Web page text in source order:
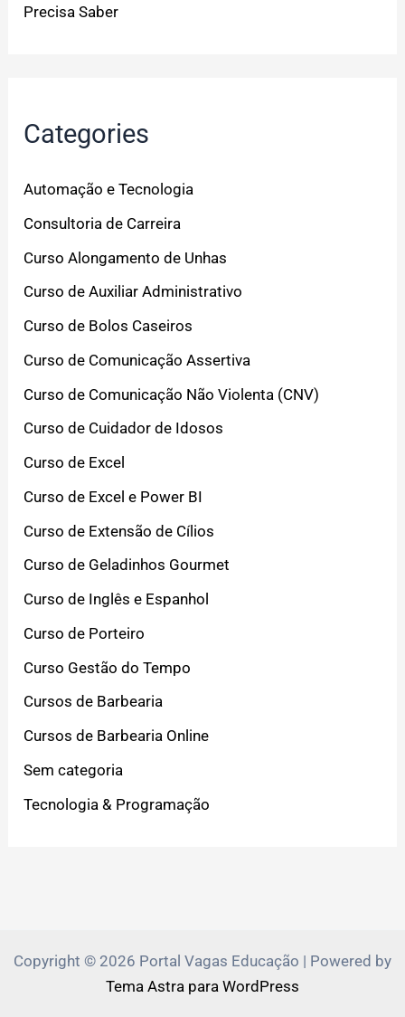
Precisa Saber
Categories
Automação e Tecnologia
Consultoria de Carreira
Curso Alongamento de Unhas
Curso de Auxiliar Administrativo
Curso de Bolos Caseiros
Curso de Comunicação Assertiva
Curso de Comunicação Não Violenta (CNV)
Curso de Cuidador de Idosos
Curso de Excel
Curso de Excel e Power BI
Curso de Extensão de Cílios
Curso de Geladinhos Gourmet
Curso de Inglês e Espanhol
Curso de Porteiro
Curso Gestão do Tempo
Cursos de Barbearia
Cursos de Barbearia Online
Sem categoria
Tecnologia & Programação
Copyright © 2026 Portal Vagas Educação | Powered by
Tema Astra para WordPress